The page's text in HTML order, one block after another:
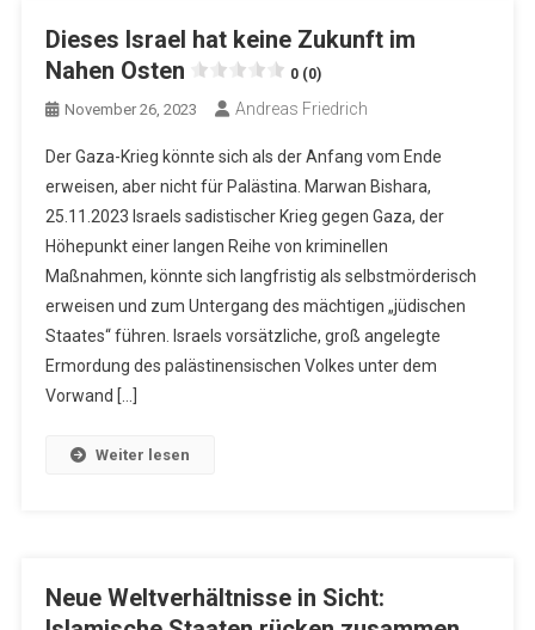
Dieses Israel hat keine Zukunft im
Nahen Osten
0 (0)
November 26, 2023 Andreas Friedrich
Der Gaza-Krieg könnte sich als der Anfang vom Ende
erweisen, aber nicht für Palästina. Marwan Bishara,
25.11.2023 Israels sadistischer Krieg gegen Gaza, der
Höhepunkt einer langen Reihe von kriminellen
Maßnahmen, könnte sich langfristig als selbstmörderisch
erweisen und zum Untergang des mächtigen „jüdischen
Staates“ führen. Israels vorsätzliche, groß angelegte
Ermordung des palästinensischen Volkes unter dem
Vorwand […]
Weiter lesen
Neue Weltverhältnisse in Sicht: